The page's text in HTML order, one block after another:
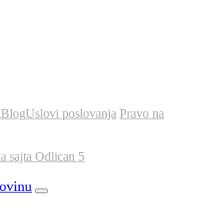
BlogUslovi poslovanja Pravo na
sajta Odlican 5